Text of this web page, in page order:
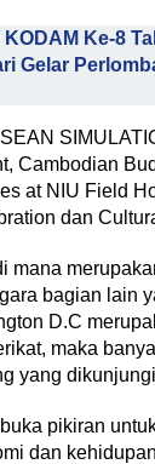
KODAM Ke-8
Gelar
Cambodian
at NIU Field
dan
mana
bagian lain
D.C
maka
yang
pikiran
dan